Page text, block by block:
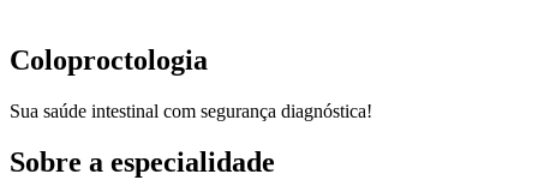
Coloproctologia
Sua saúde intestinal com segurança diagnóstica!
Sobre a especialidade